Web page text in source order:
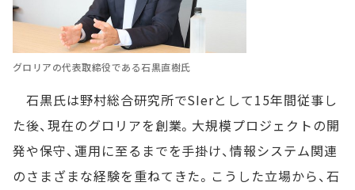
グロリアの代表取締役である石黒直樹氏
石黒氏は野村総合研究所でSIerとして15年間従事し
た後、現在のグロリアを創業。大規模プロジェクトの開
発や保守、運用に至るまでを手掛け、情報システム関連
のさまざまな経験を重ねてきた。こうした立場から、石